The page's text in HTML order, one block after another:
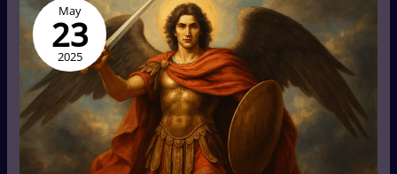
May
23
2025
Miguel
Arcángel:
Oraciones
Poderosas
para
Abrir
Protección